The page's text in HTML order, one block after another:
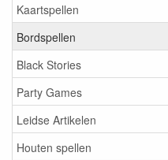
Kaartspellen
Bordspellen
Black Stories
Party Games
Leidse Artikelen
Houten spellen